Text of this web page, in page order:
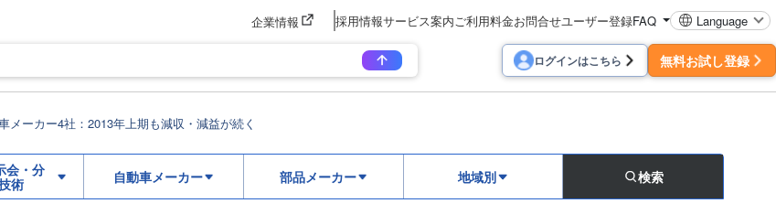
企業情報 採用情報サービス案内 ご利用料金お問合せユーザー登録FAQ Language
ログインはこちら 無料お試し登録
メーカー4社：2013年上期も減収・減益が続く
会・分
術
自動車メーカー 部品メーカー 地域別 検索